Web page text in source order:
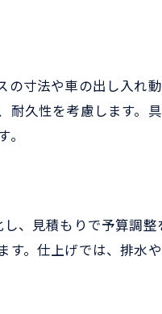
寸法や車の出し入れ
耐久性を考慮します。
、見積もりで予算調整
。仕上げでは、排水